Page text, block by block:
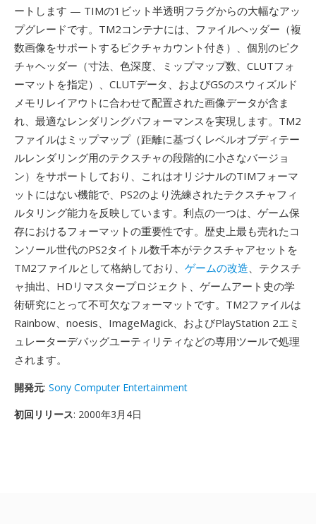
ートします — TIMの1ビット半透明フラグからの大幅なアッ
プグレードです。TM2コンテナには、ファイルヘッダー（複
数画像をサポートするピクチャカウント付き）、個別のピク
チャヘッダー（寸法、色深度、ミップマップ数、CLUTフォ
ーマットを指定）、CLUTデータ、およびGSのスウィズルド
メモリレイアウトに合わせて配置された画像データが含ま
れ、最適なレンダリングパフォーマンスを実現します。TM2
ファイルはミップマップ（距離に基づくレベルオブディテー
ルレンダリング用のテクスチャの段階的に小さなバージョ
ン）をサポートしており、これはオリジナルのTIMフォーマ
ットにはない機能で、PS2のより洗練されたテクスチャフィ
ルタリング能力を反映しています。利点の一つは、ゲーム保
存におけるフォーマットの重要性です。歴史上最も売れたコ
ンソール世代のPS2タイトル数千本がテクスチャアセットを
TM2ファイルとして格納しており、 ゲームの改造、テクスチ
ャ抽出、HDリマスタープロジェクト、ゲームアート史の学
術研究にとって不可欠なフォーマットです。TM2ファイルは
Rainbow、noesis、ImageMagick、およびPlayStation 2エミ
ュレーターデバッグユーティリティなどの専用ツールで処理
されます。
開発元: Sony Computer Entertainment
初回リリース: 2000年3月4日